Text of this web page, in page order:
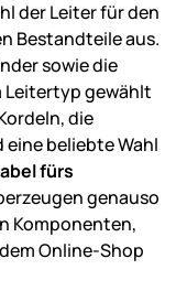
der Leiter für den
Bestandteile aus.
sowie die
Leitertyp gewählt
die
beliebte Wahl
fürs
genauso
Komponenten,
Online-Shop